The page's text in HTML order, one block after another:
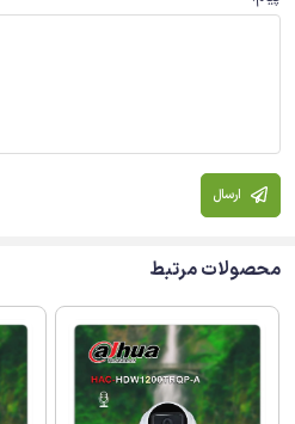
ارسال
محصولات مرتبط